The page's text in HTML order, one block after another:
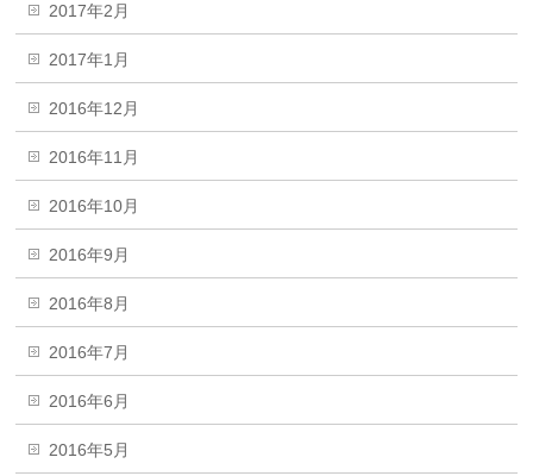
2017年2月
2017年1月
2016年12月
2016年11月
2016年10月
2016年9月
2016年8月
2016年7月
2016年6月
2016年5月